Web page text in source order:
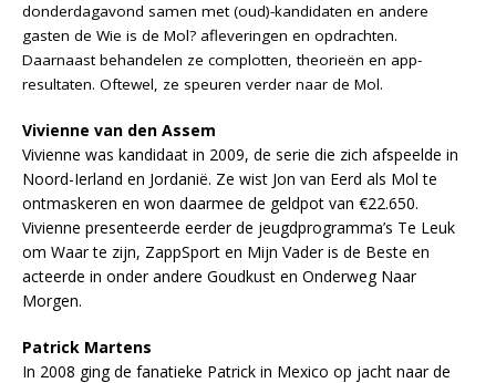
donderdagavond samen met (oud)-kandidaten en andere
gasten de Wie is de Mol? afleveringen en opdrachten.
Daarnaast behandelen ze complotten, theorieën en app-
resultaten. Oftewel, ze speuren verder naar de Mol.
Vivienne van den Assem
Vivienne was kandidaat in 2009, de serie die zich afspeelde in
Noord-Ierland en Jordanië. Ze wist Jon van Eerd als Mol te
ontmaskeren en won daarmee de geldpot van €22.650.
Vivienne presenteerde eerder de jeugdprogramma’s Te Leuk
om Waar te zijn, ZappSport en Mijn Vader is de Beste en
acteerde in onder andere Goudkust en Onderweg Naar
Morgen.
Patrick Martens
In 2008 ging de fanatieke Patrick in Mexico op jacht naar de